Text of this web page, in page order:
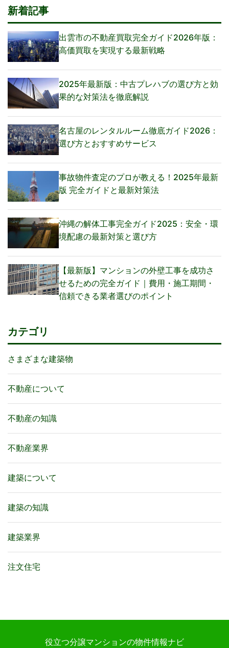
新着記事
出雲市の不動産買取完全ガイド2026年版：
高価買取を実現する最新戦略
2025年最新版：中古プレハブの選び方と効
果的な対策法を徹底解説
名古屋のレンタルルーム徹底ガイド2026：
選び方とおすすめサービス
事故物件査定のプロが教える！2025年最新
版 完全ガイドと最新対策法
沖縄の解体工事完全ガイド2025：安全・環
境配慮の最新対策と選び方
【最新版】マンションの外壁工事を成功さ
せるための完全ガイド｜費用・施工期間・
信頼できる業者選びのポイント
カテゴリ
さまざまな建築物
不動産について
不動産の知識
不動産業界
建築について
建築の知識
建築業界
注文住宅
役立つ分譲マンションの物件情報ナビ